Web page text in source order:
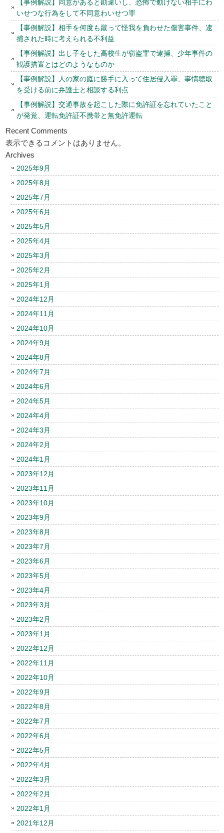
【事例解説】同意があると勘違いし、恐怖で動けない相手にわ
いせつな行為をして不同意わいせつ罪
【事例解説】相手を何度も蹴って怪我を負わせた傷害事件、逮
捕された時に考えられる不利益
【事例解説】出し子をした高校生が窃盗罪で逮捕、少年事件の
観護措置とはどのようなものか
【事例解説】人の家の庭に勝手に入って住居侵入罪、事情聴取
を受ける前に弁護士と相談する利点
【事例解説】交通事故を起こした際に免許証を忘れていたこと
が発覚、運転免許証不携帯と無免許運転
Recent Comments
表示できるコメントはありません。
Archives
2025年9月
2025年8月
2025年7月
2025年6月
2025年5月
2025年4月
2025年3月
2025年2月
2025年1月
2024年12月
2024年11月
2024年10月
2024年9月
2024年8月
2024年7月
2024年6月
2024年5月
2024年4月
2024年3月
2024年2月
2024年1月
2023年12月
2023年11月
2023年10月
2023年9月
2023年8月
2023年7月
2023年6月
2023年5月
2023年4月
2023年3月
2023年2月
2023年1月
2022年12月
2022年11月
2022年10月
2022年9月
2022年8月
2022年7月
2022年6月
2022年5月
2022年4月
2022年3月
2022年2月
2022年1月
2021年12月